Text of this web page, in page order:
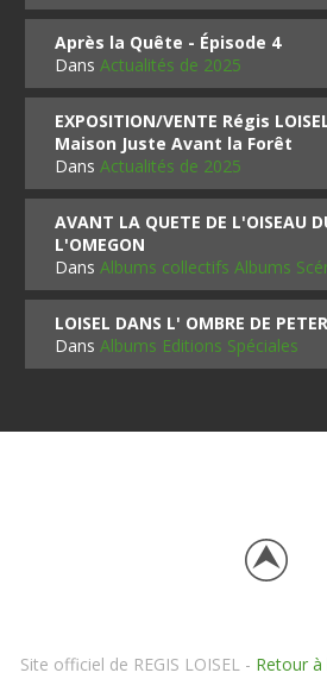
Après la Quête - Épisode 4
DansActualités de 2025
EXPOSITION/VENTE Régis
Maison Juste Avant la Forêt
DansActualités de 2025
AVANT LA QUETE DE L'OISEAU
L'OMEGON
DansAlbums collectifs Albums
LOISEL DANS L' OMBRE DE
DansAlbums Editions Spéciales
Site officiel de REGIS LOISEL - Retour à